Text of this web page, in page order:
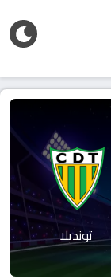
تونديلا